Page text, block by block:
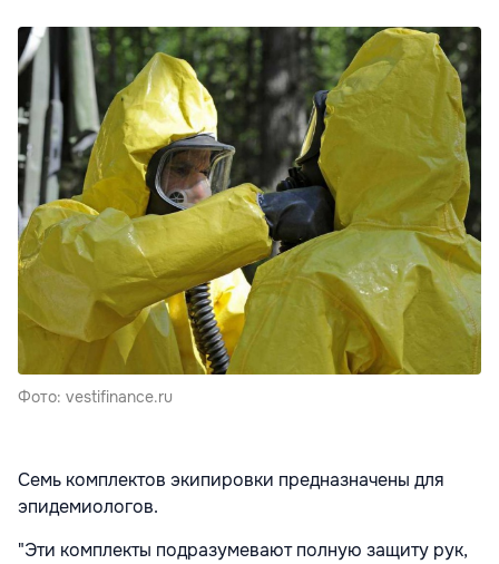
Фото: vestifinance.ru
Семь комплектов экипировки предназначены для
эпидемиологов.
"Эти комплекты подразумевают полную защиту рук,